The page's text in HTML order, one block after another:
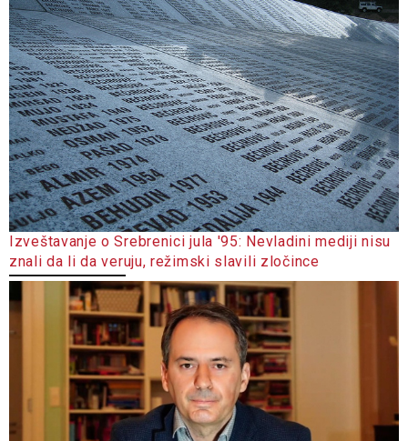
Izveštavanje o Srebrenici jula '95: Nevladini mediji nisu
znali da li da veruju, režimski slavili zločince